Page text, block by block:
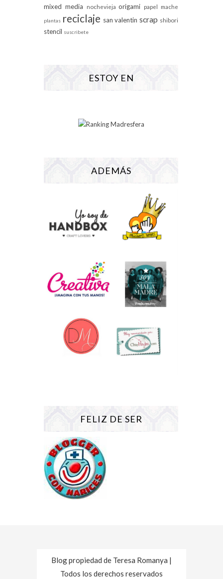
mixed media nochevieja origami papel mache
plantas reciclaje san valentin scrap shibori
stencil suscribete
ESTOY EN
ADEMÁS
FELIZ DE SER
Blog propiedad de Teresa Romanya |
Todos los derechos reservados